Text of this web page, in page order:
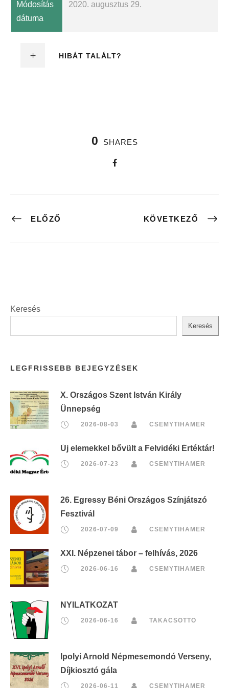
Módosítás
dátuma
2020. augusztus 29.
HIBÁT TALÁLT?
0 SHARES
ELŐZŐ KÖVETKEZŐ
Keresés
Keresés
LEGFRISSEBB BEJEGYZÉSEK
X. Országos Szent István Király
Ünnepség
2026-08-03 CSEMYTIHAMER
Új elemekkel bővült a Felvidéki Értéktár!
2026-07-23 CSEMYTIHAMER
26. Egressy Béni Országos Színjátszó
Fesztivál
2026-07-09 CSEMYTIHAMER
XXI. Népzenei tábor – felhívás, 2026
2026-06-16 CSEMYTIHAMER
NYILATKOZAT
2026-06-16 TAKACSOTTO
Ipolyi Arnold Népmesemondó Verseny,
Díjkiosztó gála
2026-06-11 CSEMYTIHAMER